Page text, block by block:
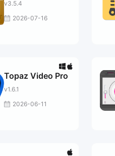
v3.5.4
2026-07-16
Topaz Video Pro
v1.6.1
2026-06-11